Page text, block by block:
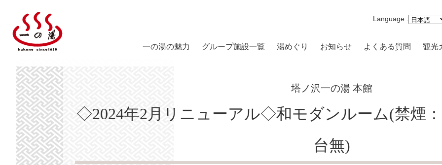
Language :
一の湯の魅力 グループ施設一覧
箱根路開雲
ススキの原 一の湯
湯めぐり お知らせ よくある質問 観光
塔ノ沢一の湯 本館
◇2024年2月リニューアル◇和モダンルーム(禁煙
台無)